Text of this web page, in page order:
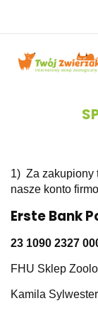
1) Za zakupiony
nasze konto
Erste Bank
23 1090 2327
FHU Sklep
Kamila Sylwester